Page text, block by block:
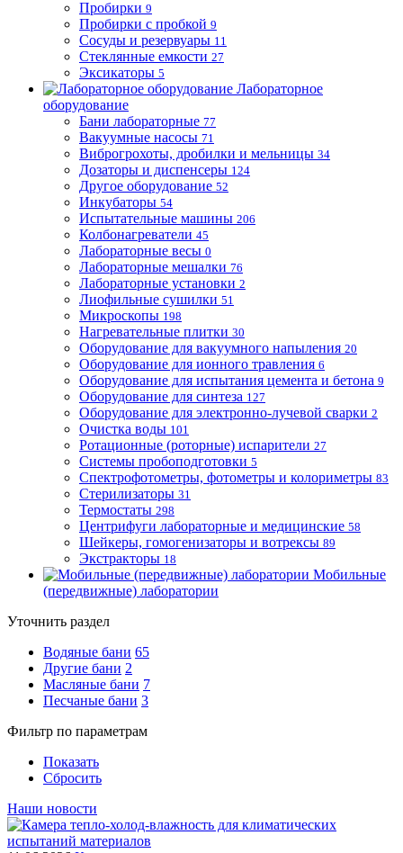
Пробирки 9
Пробирки с пробкой 9
Сосуды и резервуары 11
Стеклянные емкости 27
Эксикаторы 5
Лабораторное
оборудование
Бани лабораторные 77
Вакуумные насосы 71
Виброгрохоты, дробилки и мельницы 34
Дозаторы и диспенсеры 124
Другое оборудование 52
Инкубаторы 54
Испытательные машины 206
Колбонагреватели 45
Лабораторные весы 0
Лабораторные мешалки 76
Лабораторные установки 2
Лиофильные сушилки 51
Микроскопы 198
Нагревательные плитки 30
Оборудование для вакуумного напыления 20
Оборудование для ионного травления 6
Оборудование для испытания цемента и бетона 9
Оборудование для синтеза 127
Оборудование для электронно-лучевой сварки 2
Очистка воды 101
Ротационные (роторные) испарители 27
Системы пробоподготовки 5
Спектрофотометры, фотометры и колориметры 83
Стерилизаторы 31
Термостаты 298
Центрифуги лабораторные и медицинские 58
Шейкеры, гомогенизаторы и вотрексы 89
Экстракторы 18
Мобильные
(передвижные) лаборатории
Уточнить раздел
Водяные бани 65
Другие бани 2
Масляные бани 7
Песчаные бани 3
Фильтр по параметрам
Показать
Сбросить
Наши новости